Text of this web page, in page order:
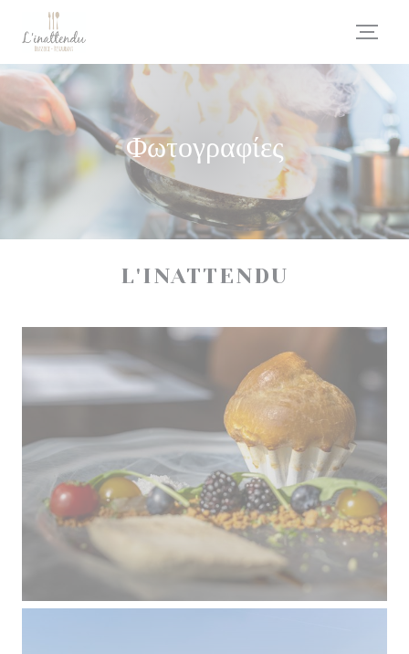
Πίνακας διαχείρισης "Μπισκότων" (Cookies)
Φωτογραφίες
L'INATTENDU